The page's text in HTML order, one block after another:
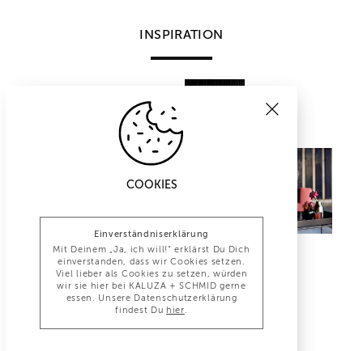
INSPIRATION
COOKIES
Einverständniserklärung
Mit Deinem „Ja, ich will!“ erklärst Du Dich
einverstanden, dass wir Cookies setzen.
Viel lieber als Cookies zu setzen, würden
wir sie hier bei KALUZA + SCHMID gerne
essen. Unsere Datenschutzerklärung
findest Du hier